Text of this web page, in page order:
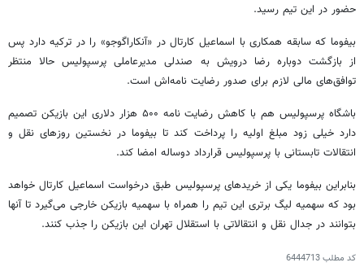
حضور در این تیم رسید.
بیفوما که سابقه همکاری با اسماعیل کارتال در «آنکاراگوجو» را در ترکیه دارد پس
از بازگشت دوباره رضا درویش به صندلی مدیرعاملی پرسپولیس حالا منتظر
توافق‌های مالی لازم برای صدور رضایت نامه‌اش است.
باشگاه پرسپولیس هم با کاهش رضایت نامه ۵۰۰ هزار دلاری این بازیکن تصمیم
دارد خیلی زود مبلغ اولیه را پرداخت کند تا بیفوما در نخستین روزهای نقل و
انتقالات تابستانی با پرسپولیس قرارداد دوساله امضا کند.
بنابراین بیفوما یکی از خریدهای پرسپولیس طبق درخواست اسماعیل کارتال خواهد
بود که سهمیه لیگ برتری این تیم را همراه با سهمیه بازیکن خارجی می‌گیرد تا آنها
بتوانند در جدال نقل و انتقالاتی با استقلال تهران این بازیکن را جذب کنند.
کد مطلب6444713